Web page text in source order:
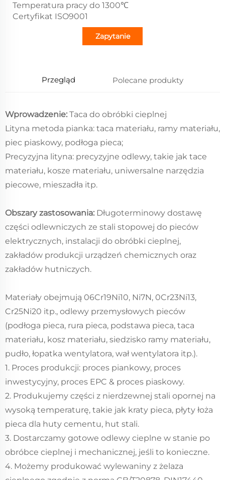
Temperatura pracy do 1300℃
Certyfikat ISO9001
Zapytanie
Przegląd Polecane produkty
Wprowadzenie: Taca do obróbki cieplnej
Lityna metoda pianka: taca materiału, ramy materiału,
piec piaskowy, podłoga pieca;
Precyzyjna lityna: precyzyjne odlewy, takie jak tace
materiału, kosze materiału, uniwersalne narzędzia
piecowe, mieszadła itp.
Obszary zastosowania: Długoterminowy dostawę
części odlewniczych ze stali stopowej do pieców
elektrycznych, instalacji do obróbki cieplnej,
zakładów produkcji urządzeń chemicznych oraz
zakładów hutniczych.
Materiały obejmują 06Cr19Ni10, Ni7N, 0Cr23Ni13,
Cr25Ni20 itp., odlewy przemysłowych pieców
(podłoga pieca, rura pieca, podstawa pieca, taca
materiału, kosz materiału, siedzisko ramy materiału,
pudło, łopatka wentylatora, wał wentylatora itp.).
1. Proces produkcji: proces piankowy, proces
inwestycyjny, proces EPC & proces piaskowy.
2. Produkujemy części z nierdzewnej stali opornej na
wysoką temperaturę, takie jak kraty pieca, płyty łoża
pieca dla huty cementu, hut stali.
3. Dostarczamy gotowe odlewy cieplne w stanie po
obróbce cieplnej i mechanicznej, jeśli to konieczne.
4. Możemy produkować wylewaniny z żelaza